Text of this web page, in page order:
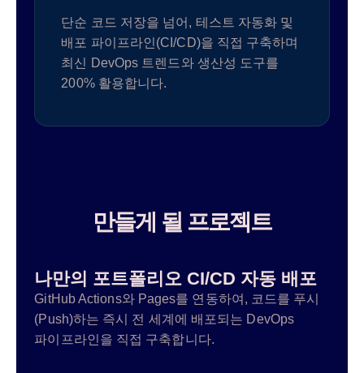
단순 코드 저장을 넘어, 테스트 자동화 및
배포 파이프라인(CI/CD)을 직접 구축하며
최신 DevOps 트렌드와 생산성 도구를
200% 활용합니다.
만들게 될 프로젝트
나만의 포트폴리오 CI/CD 자동 배포
GitHub Actions와 Pages를 연동하여, 코드를 푸시
(Push)하는 즉시 전 세계에 배포되는 DevOps
파이프라인을 직접 구축합니다.